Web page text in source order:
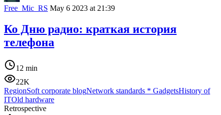
Free_Mic_RS May 6 2023 at 21:39
Ко Дню радио: краткая история
телефона
12 min
22K
RegionSoft corporate blogNetwork standards * GadgetsHistory of
ITOld hardware
Retrospective